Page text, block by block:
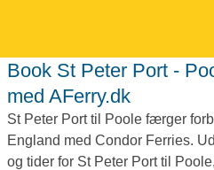
Book St Peter Port - Poole færgeoverfarter
med AFerry.dk
St Peter Port til Poole færger
England med Condor Ferries.
og tider for St Peter Port til